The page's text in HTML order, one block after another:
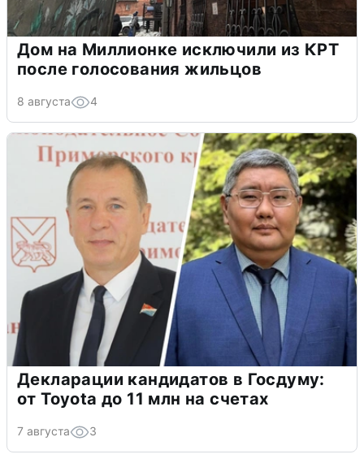
Дом на Миллионке исключили из КРТ
после голосования жильцов
8 августа 4
Декларации кандидатов в Госдуму:
от Toyota до 11 млн на счетах
7 августа 3